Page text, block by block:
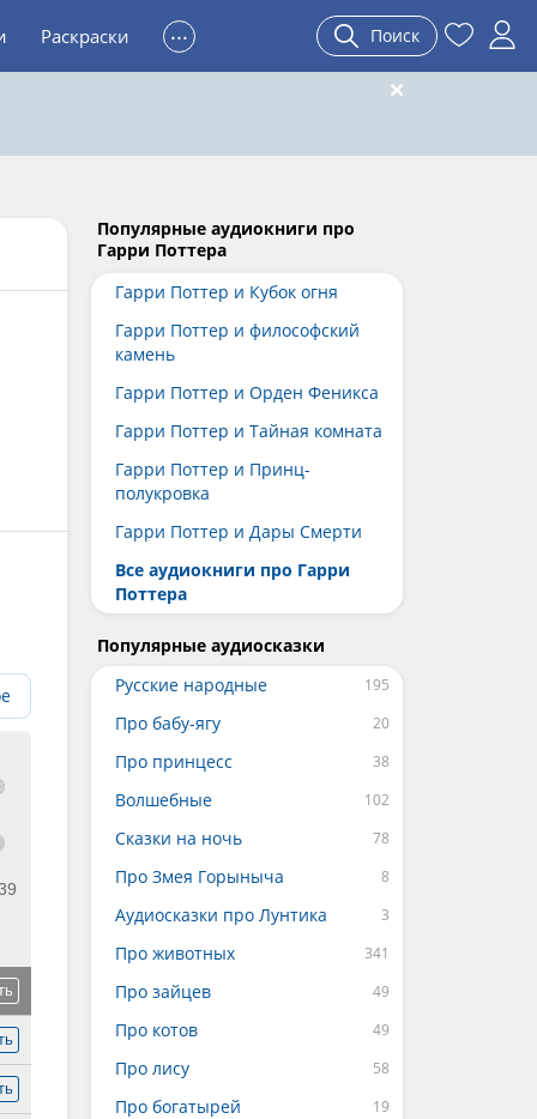
Раскраски ... Поиск
Популярные аудиокниги про
Гарри Поттера
Гарри Поттер и Кубок огня
Гарри Поттер и философский
камень
Гарри Поттер и Орден Феникса
Гарри Поттер и Тайная комната
Гарри Поттер и Принц-
полукровка
Гарри Поттер и Дары Смерти
Все аудиокниги про Гарри
Поттера
Популярные аудиосказки
Русские народные
Про бабу-ягу
Про принцесс
Волшебные
Сказки на ночь
Про Змея Горыныча
Аудиосказки про Лунтика
Про животных
Про зайцев
Про котов
Про лису
Про богатырей